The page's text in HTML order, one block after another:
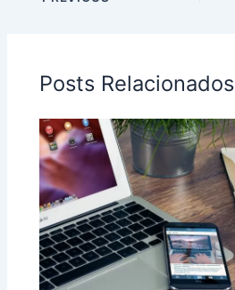
Posts Relacionados